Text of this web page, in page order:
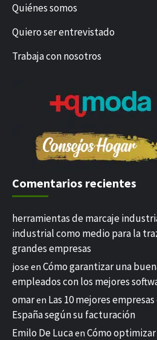
Quiénes somos
Quiero ser entrevistado
Trabaja con nosotros
Comentarios recientes
herramientas de marcaje
industrial como medio para la
grandes empresas
jose en Cómo garantizar una
empleados con los mejores
omaren Las 10 mejores
España según su facturación
Emilo De Lucaen Cómo